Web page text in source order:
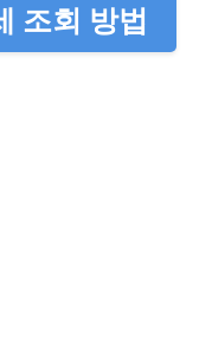
조회 방법